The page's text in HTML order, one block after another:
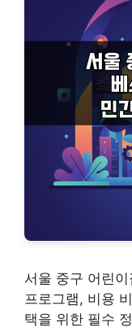
서울 중구 어린
프로그램, 비용
택을 위한 필수